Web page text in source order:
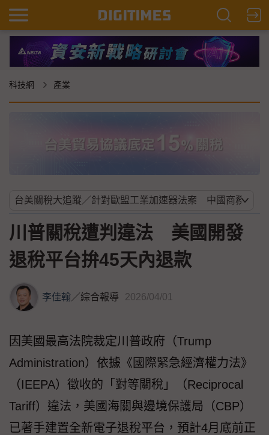
科技網 產業
川普關稅遭判違法 美國開發
退稅平台拚45天內退款
李佳翰／綜合報導 2026/04/01
因美國最高法院裁定川普政府（Trump
Administration）依據《國際緊急經濟權力法》
（IEEPA）徵收的「對等關稅」（Reciprocal
Tariff）違法，美國海關與邊境保護局（CBP）
已著手建置全新電子退稅平台，預計4月底前正